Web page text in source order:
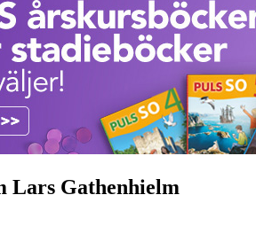
Lars Gathenhielm